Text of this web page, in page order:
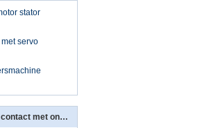
stator
servo
Neem contact met ons op